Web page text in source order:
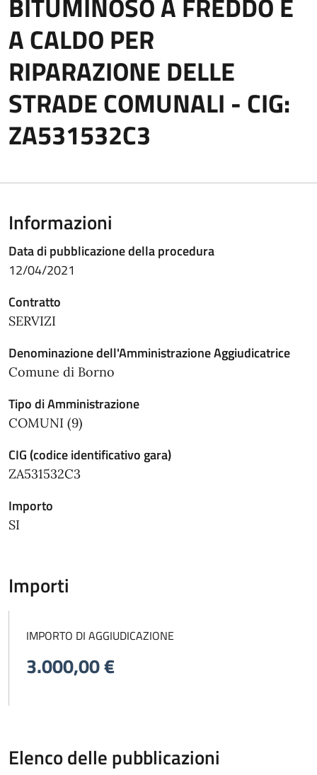
A CALDO PER
RIPARAZIONE DELLE
STRADE COMUNALI - CIG:
ZA531532C3
Informazioni
Data di pubblicazione della procedura
12/04/2021
Contratto
SERVIZI
Denominazione dell'Amministrazione Aggiudicatrice
Comune di Borno
Tipo di Amministrazione
COMUNI (9)
CIG (codice identificativo gara)
ZA531532C3
Importo
SI
Importi
IMPORTO DI AGGIUDICAZIONE
3.000,00 €
Elenco delle pubblicazioni